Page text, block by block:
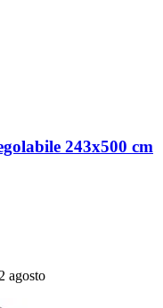
243x500 cm
agosto